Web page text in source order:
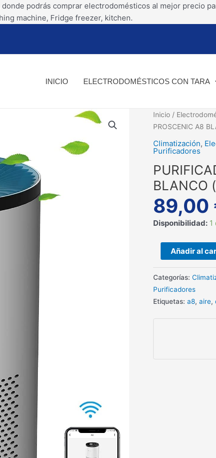
podrás comprar electrodomésticos al mejor precio
machine, Fridge freezer, kitchen.
Ir
INICIO ELECTRODOMÉSTICOS CON TARA
Inicio /
PROSCENIC A8
Climatización,
Purificadores
BLANCO
89,00
Disponibilidad: 1
PURIFICADOR
AIRE
PROSCENIC
A8
(exposicion)
cantidad
Añadir al
Categorías:
Purificadores
Etiquetas: a8, aire,